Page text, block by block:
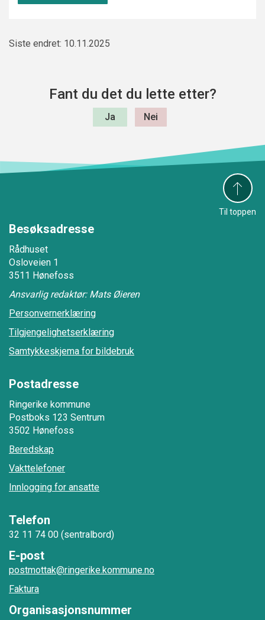
Siste endret: 10.11.2025
Fant du det du lette etter?
Til toppen
Besøksadresse
Rådhuset
Osloveien 1
3511 Hønefoss
Ansvarlig redaktør: Mats Øieren
Personvernerklæring
Tilgjengelighetserklæring
Samtykkeskjema for bildebruk
Postadresse
Ringerike kommune
Postboks 123 Sentrum
3502 Hønefoss
Beredskap
Vakttelefoner
Innlogging for ansatte
Telefon
32 11 74 00 (sentralbord)
E-post
postmottak@ringerike.kommune.no
Faktura
Organisasjonsnummer